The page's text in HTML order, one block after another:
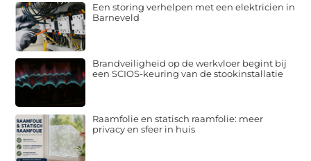
Een storing verhelpen met een elektricien in
Barneveld
Brandveiligheid op de werkvloer begint bij
een SCIOS-keuring van de stookinstallatie
Raamfolie en statisch raamfolie: meer
privacy en sfeer in huis